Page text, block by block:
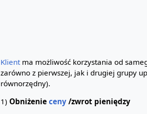
Klientma możliwość korzystania od
zarówno z pierwszej, jak i drugiej grupy
równorzędny).
1) Obniżenie ceny/zwrot pieniędzy